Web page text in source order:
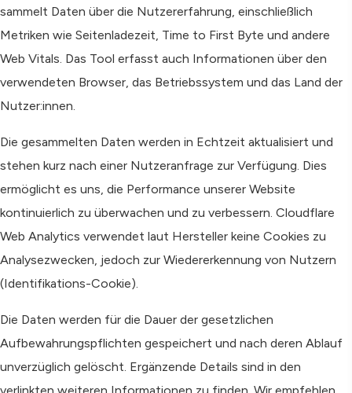
sammelt Daten über die Nutzererfahrung, einschließlich
Metriken wie Seitenladezeit, Time to First Byte und andere
Web Vitals. Das Tool erfasst auch Informationen über den
verwendeten Browser, das Betriebssystem und das Land der
Nutzer:innen.
Die gesammelten Daten werden in Echtzeit aktualisiert und
stehen kurz nach einer Nutzeranfrage zur Verfügung. Dies
ermöglicht es uns, die Performance unserer Website
kontinuierlich zu überwachen und zu verbessern. Cloudflare
Web Analytics verwendet laut Hersteller keine Cookies zu
Analysezwecken, jedoch zur Wiedererkennung von Nutzern
(Identifikations-Cookie).
Die Daten werden für die Dauer der gesetzlichen
Aufbewahrungspflichten gespeichert und nach deren Ablauf
unverzüglich gelöscht. Ergänzende Details sind in den